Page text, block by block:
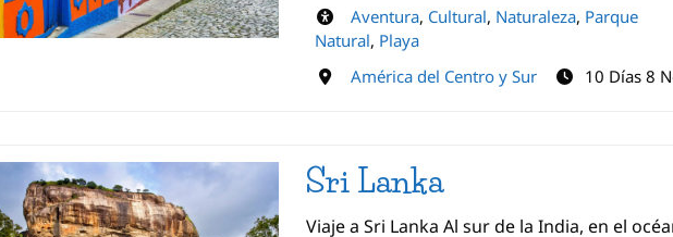
Aventura, Cultural, Naturaleza, Parque
Natural, Playa
América del Centro y Sur
10 Días 8
Sri Lanka
Viaje a Sri Lanka Al sur de la India, en el